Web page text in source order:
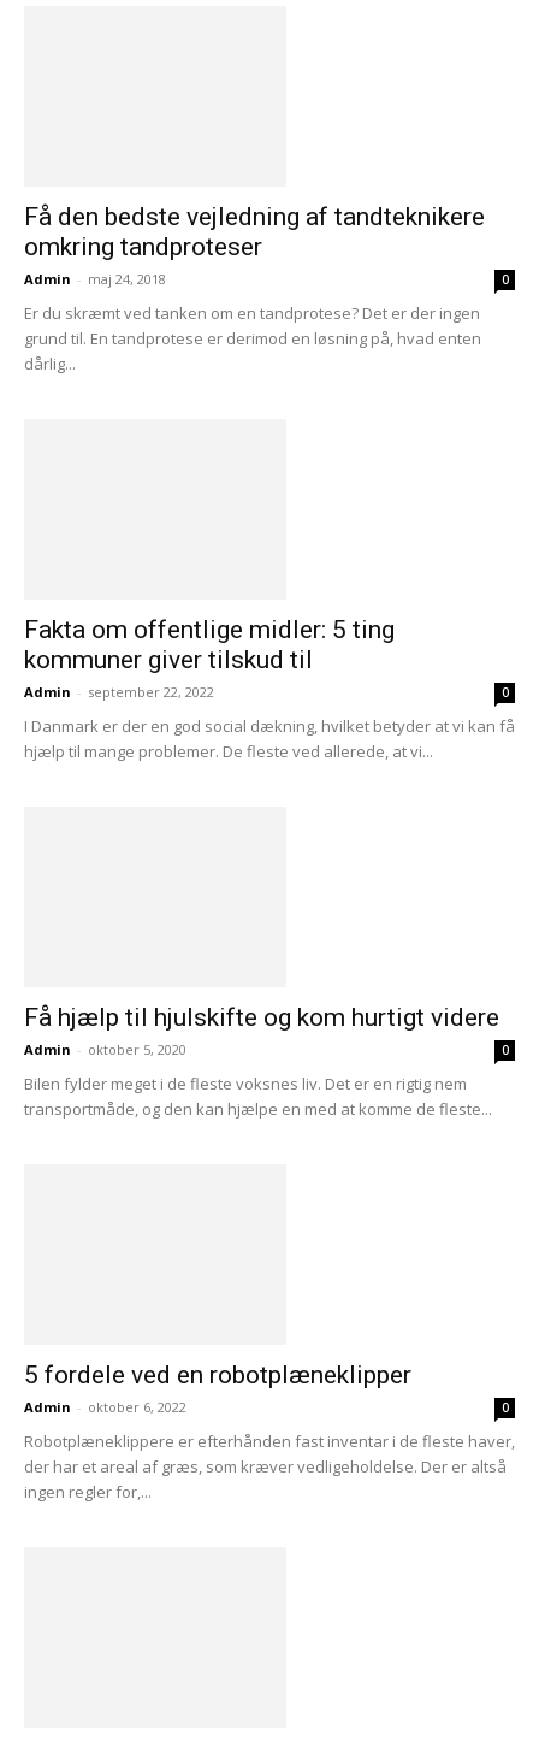
Få den bedste vejledning af tandteknikere
omkring tandproteser
Admin - maj 24, 2018 0
Er du skræmt ved tanken om en tandprotese? Det er der ingen
grund til. En tandprotese er derimod en løsning på, hvad enten
dårlig...
Fakta om offentlige midler: 5 ting
kommuner giver tilskud til
Admin - september 22, 2022 0
I Danmark er der en god social dækning, hvilket betyder at vi kan få
hjælp til mange problemer. De fleste ved allerede, at vi...
Få hjælp til hjulskifte og kom hurtigt videre
Admin - oktober 5, 2020 0
Bilen fylder meget i de fleste voksnes liv. Det er en rigtig nem
transportmåde, og den kan hjælpe en med at komme de fleste...
5 fordele ved en robotplæneklipper
Admin - oktober 6, 2022 0
Robotplæneklippere er efterhånden fast inventar i de fleste haver,
der har et areal af græs, som kræver vedligeholdelse. Der er altså
ingen regler for,...